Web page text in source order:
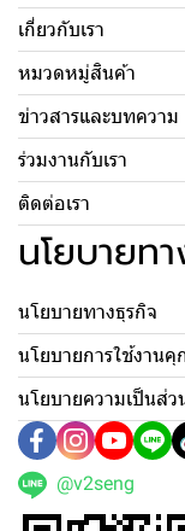
เกี่ยวกับเรา
หมวดหมู่สินค้า
ข่าวสารและบทความ
ร่วมงานกับเรา
ติดต่อเรา
นโยบายท
นโยบายทางธุรกิจ
นโยบายการใช้งานคุ
นโยบายความเป็นส่ว
@v2seng